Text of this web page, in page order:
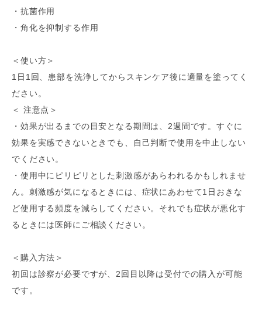
・抗菌作用
・角化を抑制する作用
＜使い方＞
1日1回、 患部を洗浄してからスキンケア後に適量を塗ってく
ださい。
＜ 注意点＞
・効果が出るまでの目安となる期間は、2週間です。すぐに
効果を実感できないときでも、
自己判断で使用を中止しない
でください。
・使用中にピリピリとした刺激感があらわれるかもしれませ
ん。 刺激感が気になるときには、 症状にあわせて1日おきな
ど使用する頻度を減らしてください。 それでも症状が悪化す
るときには医師にご相談ください。
＜購入方法＞
初回は診察が必要ですが、 2回目以降は受付での購入が可能
です。